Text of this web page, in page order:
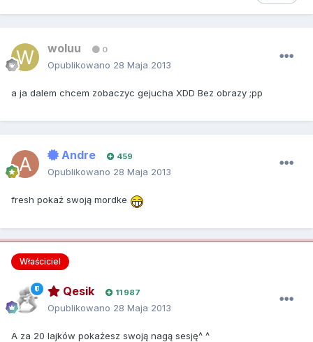
woluu 0
Opublikowano 28 Maja 2013
a ja dalem chcem zobaczyc gejucha XDD Bez obrazy ;pp
Andre 459
Opublikowano 28 Maja 2013
fresh pokaż swoją mordke
Właściciel
Qesik 11 987
Opublikowano 28 Maja 2013
A za 20 lajków pokażesz swoją nagą sesję^ ^